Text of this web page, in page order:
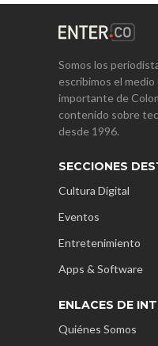
Somos los
escribimos el
importante de
contenido sobre
desde 1996.
SECCIONES
Cultura Digital
Eventos
Entretenimiento
Apps & Software
ENLACES DE
Quiénes Somos